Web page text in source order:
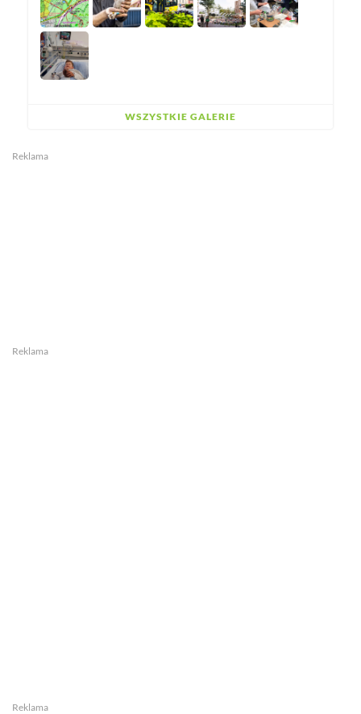
WSZYSTKIE GALERIE
Reklama
Reklama
Reklama